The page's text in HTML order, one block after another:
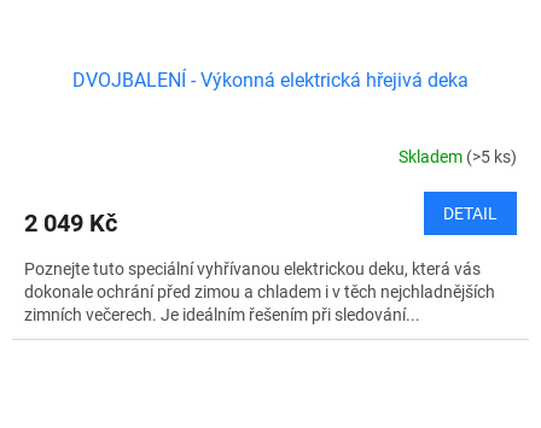
DVOJBALENÍ - Výkonná elektrická hřejivá deka
Skladem (>5 ks)
2 049 Kč DETAIL
Poznejte tuto speciální vyhřívanou elektrickou deku, která vás
dokonale ochrání před zimou a chladem i v těch nejchladnějších
zimních večerech. Je ideálním řešením při sledování...